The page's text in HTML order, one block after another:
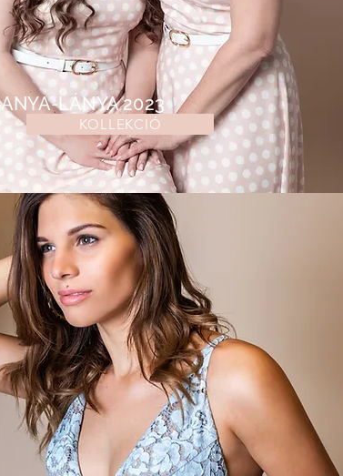
ANYA-LÁNYA 2023
KOLLEKCIÓ